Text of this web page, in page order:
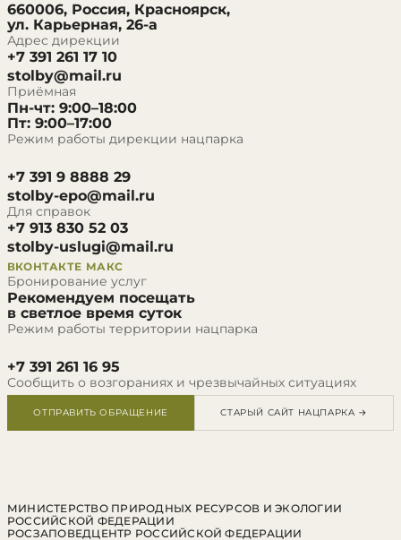
660006, Россия, Красноярск,
ул. Карьерная, 26-а
Адрес дирекции
+7 391 261 17 10
stolby@mail.ru
Приёмная
Пн-чт: 9:00–18:00
Пт: 9:00–17:00
Режим работы дирекции нацпарка
+7 391 9 8888 29
stolby-epo@mail.ru
Для справок
+7 913 830 52 03
stolby-uslugi@mail.ru
ВКОНТАКТЕ МАКС
Бронирование услуг
Рекомендуем посещать
в светлое время суток
Режим работы территории нацпарка
+7 391 261 16 95
Сообщить о возгораниях и чрезвычайных ситуациях
ОТПРАВИТЬ ОБРАЩЕНИЕ СТАРЫЙ САЙТ НАЦПАРКА →
МИНИСТЕРСТВО ПРИРОДНЫХ РЕСУРСОВ И ЭКОЛОГИИ
РОССИЙСКОЙ ФЕДЕРАЦИИ
РОСЗАПОВЕДЦЕНТР РОССИЙСКОЙ ФЕДЕРАЦИИ